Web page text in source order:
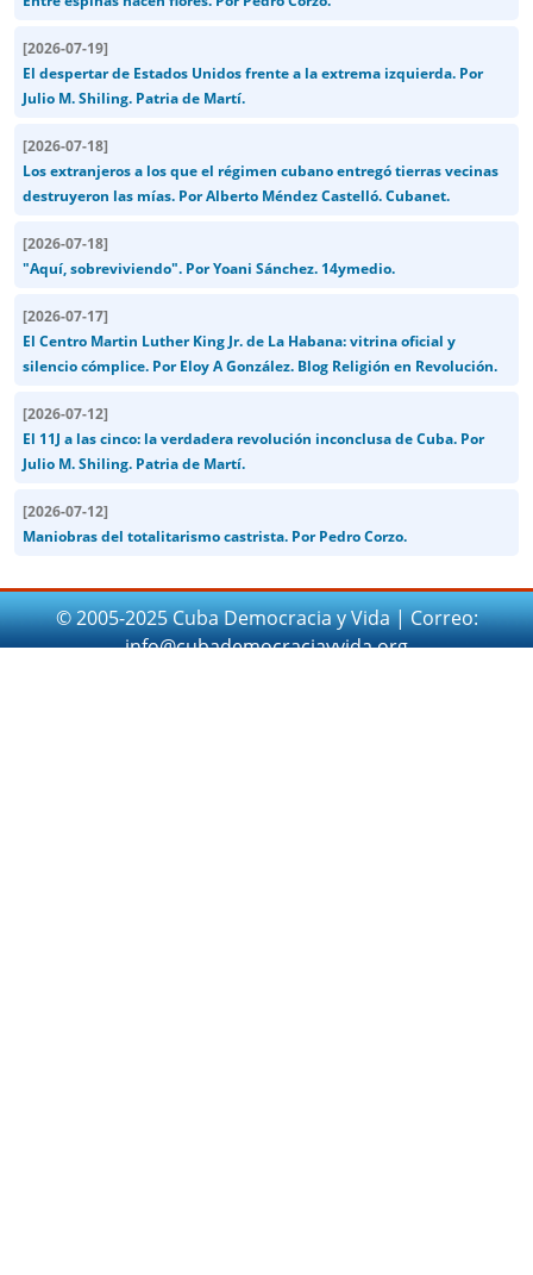
[2026-07-19]
El despertar de Estados Unidos frente a la extrema izquierda. Por
Julio M. Shiling. Patria de Martí.
[2026-07-18]
Los extranjeros a los que el régimen cubano entregó tierras vecinas
destruyeron las mías. Por Alberto Méndez Castelló. Cubanet.
[2026-07-18]
"Aquí, sobreviviendo". Por Yoani Sánchez. 14ymedio.
[2026-07-17]
El Centro Martin Luther King Jr. de La Habana: vitrina oficial y
silencio cómplice. Por Eloy A González. Blog Religión en Revolución.
[2026-07-12]
El 11J a las cinco: la verdadera revolución inconclusa de Cuba. Por
Julio M. Shiling. Patria de Martí.
[2026-07-12]
Maniobras del totalitarismo castrista. Por Pedro Corzo.
© 2005-2025 Cuba Democracia y Vida | Correo:
info@cubademocraciayvida.org